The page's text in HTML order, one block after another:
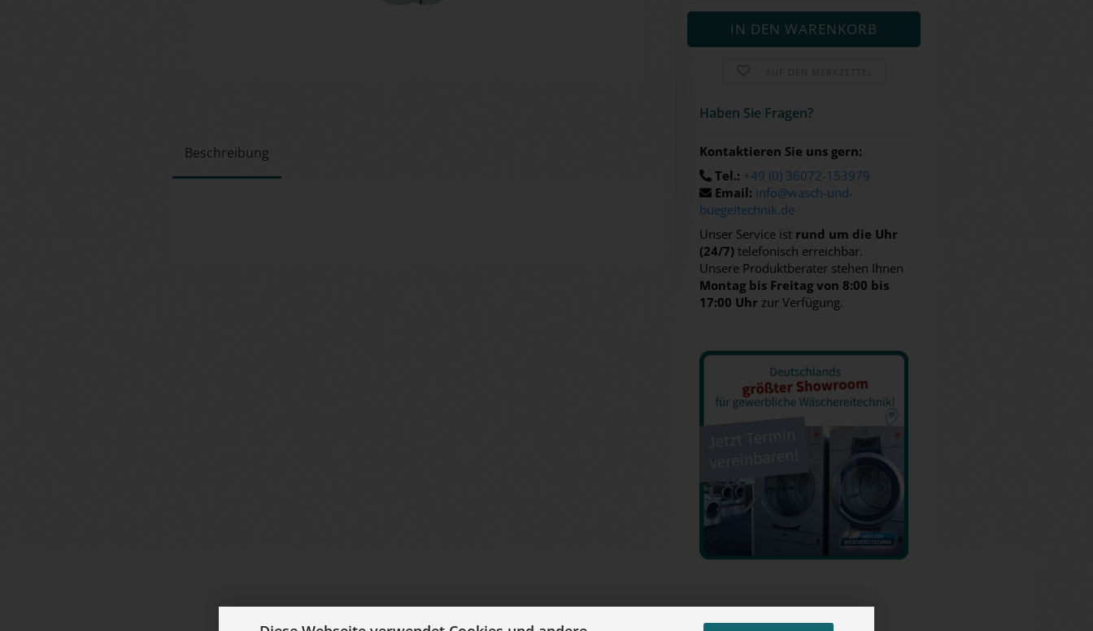
Haben Sie Fra­gen?
Kontaktieren Sie uns gern:
Tel.: +49 (0) 36072-153979
Email: info@wasch-und-
buegeltechnik.de
Unser Service ist rund um die Uhr
(24/7) telefonisch erreichbar.
Unsere Produktberater stehen Ihnen
Montag bis Freitag von 8:00 bis
17:00 Uhr zur Verfügung.
Beschreibung